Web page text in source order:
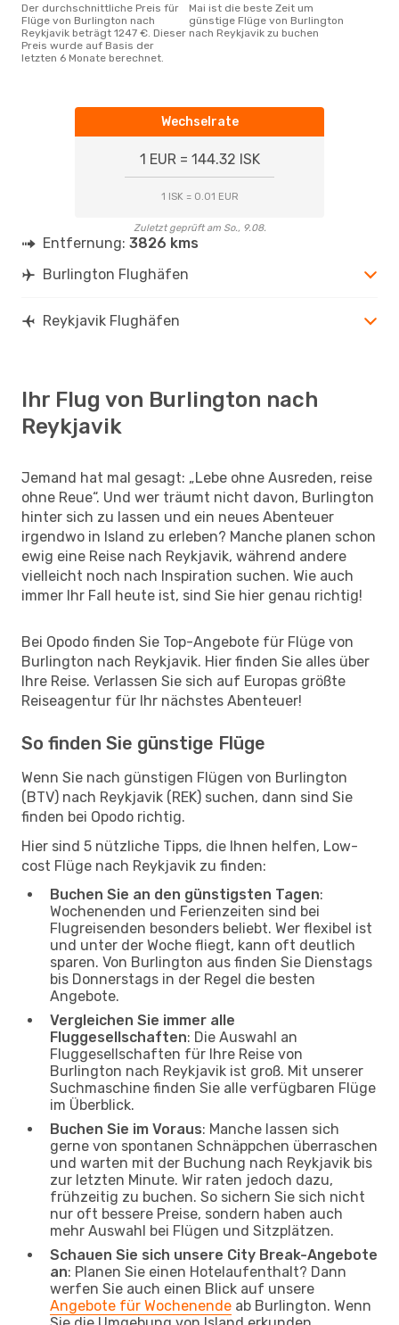
Der durchschnittliche Preis für
Flüge von Burlington nach
Reykjavik beträgt 1247 €. Dieser
Preis wurde auf Basis der
letzten 6 Monate berechnet.
Mai ist die beste Zeit um
günstige Flüge von Burlington
nach Reykjavik zu buchen
Wechselrate
1 EUR = 144.32 ISK
1 ISK = 0.01 EUR
Zuletzt geprüft am So., 9.08.
Entfernung: 3826 kms
Burlington Flughäfen
Reykjavik Flughäfen
Ihr Flug von Burlington nach
Reykjavik
Jemand hat mal gesagt: „Lebe ohne Ausreden, reise
ohne Reue“. Und wer träumt nicht davon, Burlington
hinter sich zu lassen und ein neues Abenteuer
irgendwo in Island zu erleben? Manche planen schon
ewig eine Reise nach Reykjavik, während andere
vielleicht noch nach Inspiration suchen. Wie auch
immer Ihr Fall heute ist, sind Sie hier genau richtig!
Bei Opodo finden Sie Top-Angebote für Flüge von
Burlington nach Reykjavik. Hier finden Sie alles über
Ihre Reise. Verlassen Sie sich auf Europas größte
Reiseagentur für Ihr nächstes Abenteuer!
So finden Sie günstige Flüge
Wenn Sie nach günstigen Flügen von Burlington
(BTV) nach Reykjavik (REK) suchen, dann sind Sie
finden bei Opodo richtig.
Hier sind 5 nützliche Tipps, die Ihnen helfen, Low-
cost Flüge nach Reykjavik zu finden:
Buchen Sie an den günstigsten Tagen:
Wochenenden und Ferienzeiten sind bei
Flugreisenden besonders beliebt. Wer flexibel ist
und unter der Woche fliegt, kann oft deutlich
sparen. Von Burlington aus finden Sie Dienstags
bis Donnerstags in der Regel die besten
Angebote.
Vergleichen Sie immer alle
Fluggesellschaften: Die Auswahl an
Fluggesellschaften für Ihre Reise von
Burlington nach Reykjavik ist groß. Mit unserer
Suchmaschine finden Sie alle verfügbaren Flüge
im Überblick.
Buchen Sie im Voraus: Manche lassen sich
gerne von spontanen Schnäppchen überraschen
und warten mit der Buchung nach Reykjavik bis
zur letzten Minute. Wir raten jedoch dazu,
frühzeitig zu buchen. So sichern Sie sich nicht
nur oft bessere Preise, sondern haben auch
mehr Auswahl bei Flügen und Sitzplätzen.
Schauen Sie sich unsere City Break-Angebote
an: Planen Sie einen Hotelaufenthalt? Dann
werfen Sie auch einen Blick auf unsere
Angebote für Wochenende ab Burlington. Wenn